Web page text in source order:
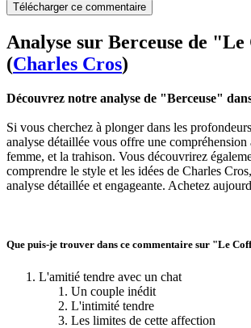
Télécharger ce commentaire
Analyse sur Berceuse de
(Charles Cros)
Découvrez notre analyse de "Berceuse"
Si vous cherchez à plonger dans les
analyse détaillée vous offre une
femme, et la trahison. Vous découvrirez
comprendre le style et les idées de Charles
analyse détaillée et engageante. Achetez
Que puis-je trouver dans ce commentaire sur "Le
L'amitié tendre avec un chat
Un couple inédit
L'intimité tendre
Les limites de cette affection